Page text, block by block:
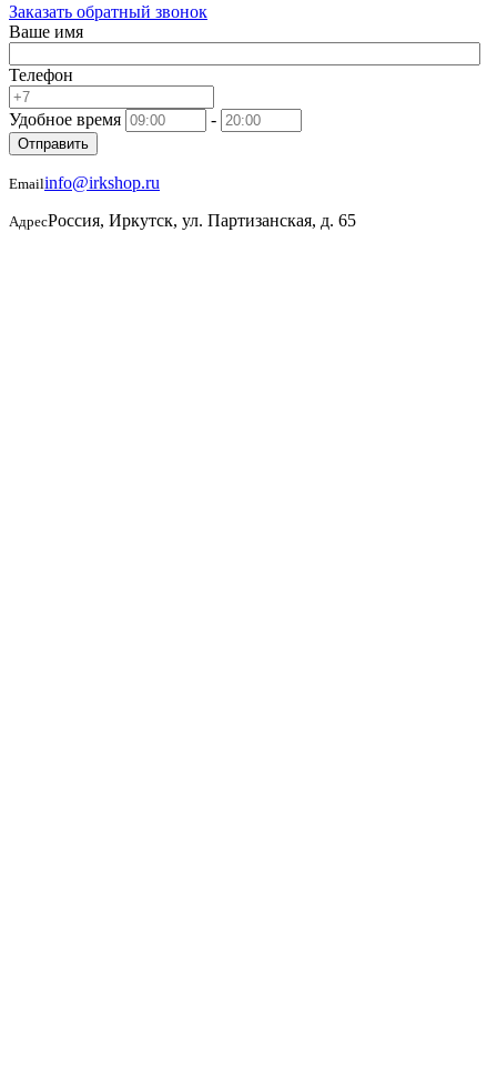
Заказать обратный звонок
Ваше имя
Телефон
Удобное время -
Отправить
Emailinfo@irkshop.ru
АдресРоссия, Иркутск, ул. Партизанская, д. 65